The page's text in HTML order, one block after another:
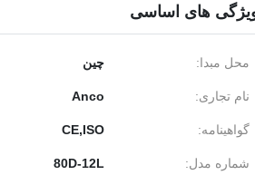
های اساسی
محل مبدا: چین
نام تجاری: Anco
گواهینامه: CE,ISO
شماره مدل: 80D-12L